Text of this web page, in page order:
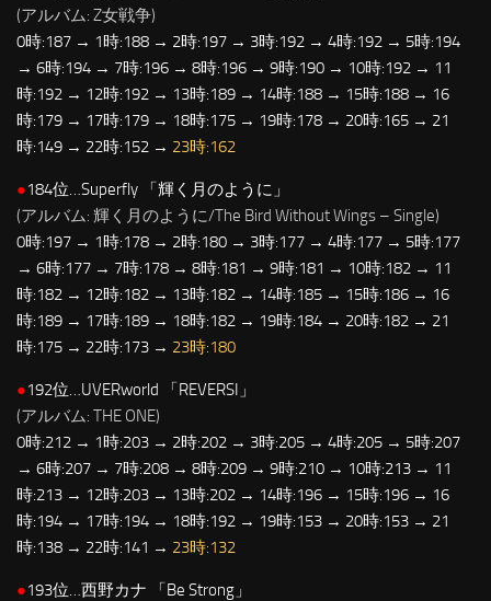
(アルバム: Z女戦争)
0時:187 → 1時:188 → 2時:197 → 3時:192 → 4時:192 → 5時:194
→ 6時:194 → 7時:196 → 8時:196 → 9時:190 → 10時:192 → 11
時:192 → 12時:192 → 13時:189 → 14時:188 → 15時:188 → 16
時:179 → 17時:179 → 18時:175 → 19時:178 → 20時:165 → 21
時:149 → 22時:152 → 23時:162
●184位…Superfly 「輝く月のように」
(アルバム: 輝く月のように/The Bird Without Wings – Single)
0時:197 → 1時:178 → 2時:180 → 3時:177 → 4時:177 → 5時:177
→ 6時:177 → 7時:178 → 8時:181 → 9時:181 → 10時:182 → 11
時:182 → 12時:182 → 13時:182 → 14時:185 → 15時:186 → 16
時:189 → 17時:189 → 18時:182 → 19時:184 → 20時:182 → 21
時:175 → 22時:173 → 23時:180
●192位…UVERworld 「REVERSI」
(アルバム: THE ONE)
0時:212 → 1時:203 → 2時:202 → 3時:205 → 4時:205 → 5時:207
→ 6時:207 → 7時:208 → 8時:209 → 9時:210 → 10時:213 → 11
時:213 → 12時:203 → 13時:202 → 14時:196 → 15時:196 → 16
時:194 → 17時:194 → 18時:192 → 19時:153 → 20時:153 → 21
時:138 → 22時:141 → 23時:132
●193位…西野カナ 「Be Strong」